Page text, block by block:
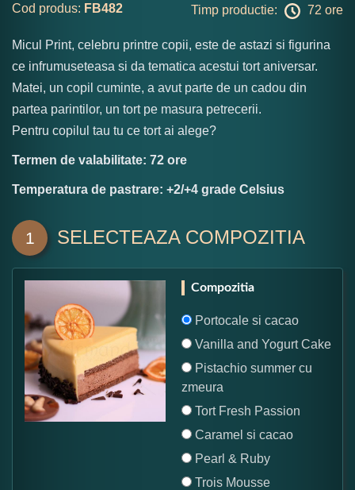
Cod produs: FB482 Timp productie: 72 ore
Micul Print, celebru printre copii, este de astazi si figurina
ce infrumuseteasa si da tematica acestui tort aniversar.
Matei, un copil cuminte, a avut parte de un cadou din
partea parintilor, un tort pe masura petrecerii.
Pentru copilul tau tu ce tort ai alege?
Termen de valabilitate: 72 ore
Temperatura de pastrare: +2/+4 grade Celsius
1 SELECTEAZA COMPOZITIA
Compozitia
Portocale si cacao
Vanilla and Yogurt Cake
Pistachio summer cu
zmeura
Tort Fresh Passion
Caramel si cacao
Pearl & Ruby
Trois Mousse